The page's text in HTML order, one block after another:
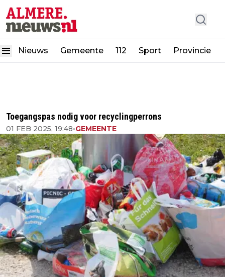
Nieuws Gemeente 112 Sport Provincie
Toegangspas nodig voor recyclingperrons
01 FEB 2025, 19:48•GEMEENTE